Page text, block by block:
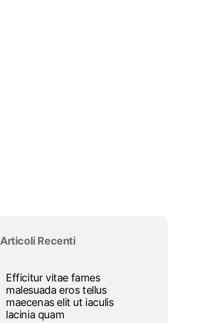
Articoli Recenti
Efficitur vitae fames
malesuada eros tellus
maecenas elit ut iaculis
lacinia quam